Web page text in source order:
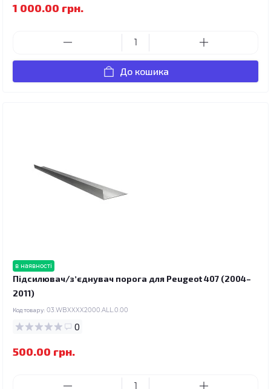
1 000.00 грн.
До кошика
в наявності
Підсилювач/зʼєднувач порога для Peugeot 407 (2004–
2011)
Код товару: 03.WBXXXX2000.ALL.0.00
0
500.00 грн.